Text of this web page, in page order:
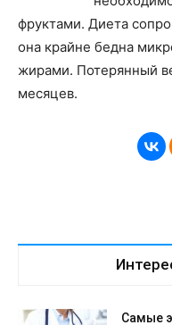
фруктами. Диета
она крайне бедна
жирами. Потерянный
месяцев.
Самые